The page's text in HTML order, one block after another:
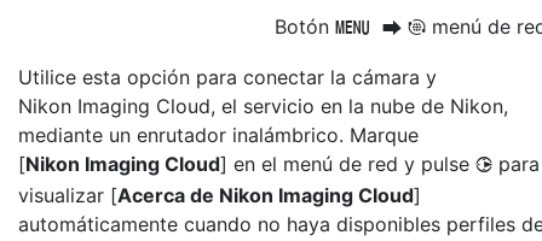
Botón G U F menú de
Utilice esta opción para conectar la cámara y
Nikon Imaging Cloud, el servicio en la nube de Nikon,
mediante un enrutador inalámbrico. Marque
[Nikon Imaging Cloud] en el menú de red y pulse 2 para
visualizar [Acerca de Nikon Imaging Cloud]
automáticamente cuando no haya disponibles perfiles